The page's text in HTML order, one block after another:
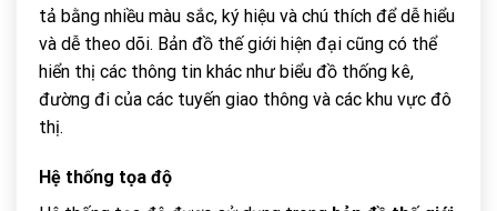
tả bằng nhiều màu sắc, ký hiệu và chú thích để dễ hiểu
và dễ theo dõi. Bản đồ thế giới hiện đại cũng có thể
hiển thị các thông tin khác như biểu đồ thống kê,
đường đi của các tuyến giao thông và các khu vực đô
thị.
Hệ thống tọa độ